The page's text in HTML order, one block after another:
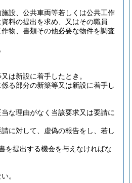
設、公共車両等若しくは公共工作
料の提出を求め、又はその職員
物、書類その他必要な物件を調査
は新設に着手したとき。
る部分の新築等又は新設に着手し
な理由がなく当該要求又は要請に
に対して、虚偽の報告をし、若し
を提出する機会を与えなければな
。